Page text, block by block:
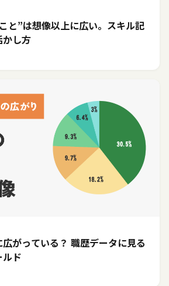
と”は想像以上に広い。スキル記
かし方
がっている？ 職歴データに見る
ド